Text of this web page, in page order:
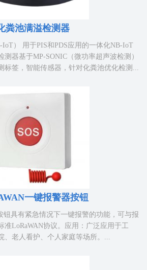
粪池满溢检测器
） 用于PIS和PDS应用的一体化NB-IoT
器基于MP-SONIC（微功率超声波检测）
标签，智能传感器，针对化粪池优化检测...
一键报警器按钮
钮具有紧急情况下一键报警的功能，可与报
准LoRaWAN协议。应用：广泛应用于工
、老人看护、个人家庭等场所。...